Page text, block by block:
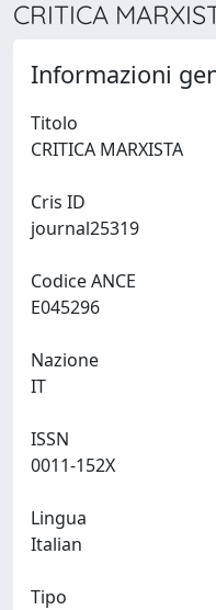
CRITICA
Informazioni
Titolo
Cris ID
Codice ANCE
Nazione
ISSN
Lingua
Tipo